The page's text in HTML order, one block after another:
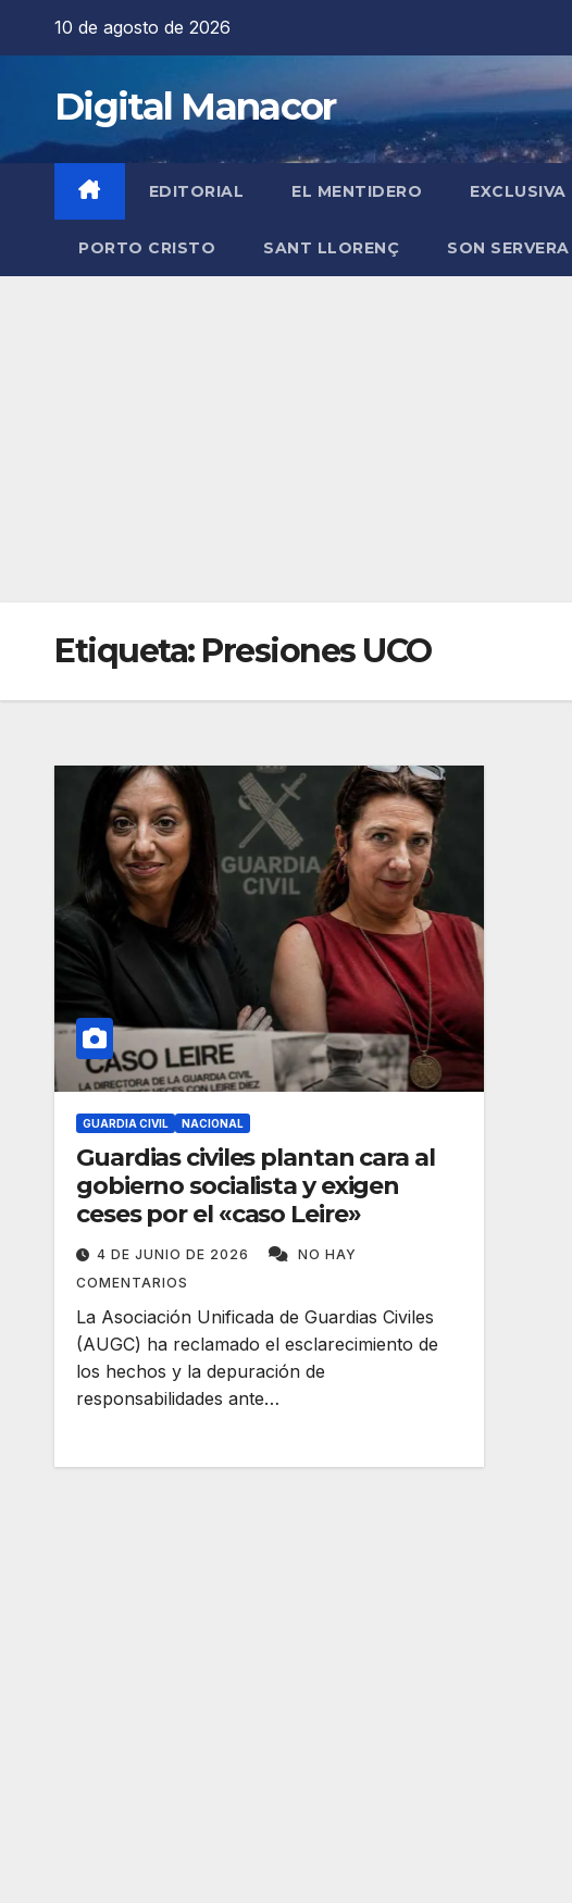
10 de agosto de 2026
Digital Manacor
EDITORIAL EL MENTIDERO EXCLUSIVA
PORTO CRISTO SANT LLORENÇ SON SERVERA
Etiqueta: Presiones UCO
GUARDIA CIVIL NACIONAL
Guardias civiles plantan cara al
gobierno socialista y exigen
ceses por el «caso Leire»
4 DE JUNIO DE 2026
NO HAY
COMENTARIOS
La Asociación Unificada de Guardias Civiles
(AUGC) ha reclamado el esclarecimiento de
los hechos y la depuración de
responsabilidades ante…